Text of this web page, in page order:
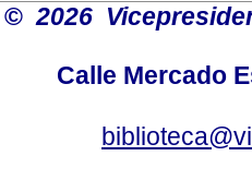
© 2026
Calle Mercado